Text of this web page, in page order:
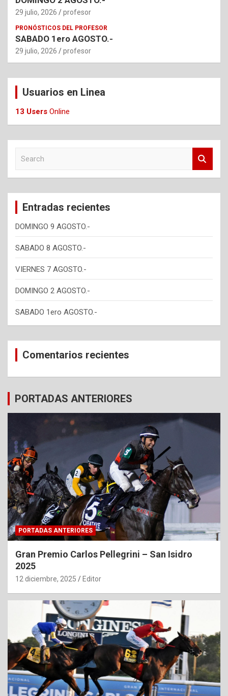
29 julio, 2026 profesor
PRONÓSTICOS DEL PROFESOR
SABADO 1ero AGOSTO.-
29 julio, 2026 profesor
Usuarios en Linea
13 Users Online
c
Entradas recientes
DOMINGO 9 AGOSTO.-
SABADO 8 AGOSTO.-
VIERNES 7 AGOSTO.-
DOMINGO 2 AGOSTO.-
SABADO 1ero AGOSTO.-
Comentarios recientes
PORTADAS ANTERIORES
PORTADAS ANTERIORES
Gran Premio Carlos Pellegrini – San Isidro
2025
12 diciembre, 2025 Editor